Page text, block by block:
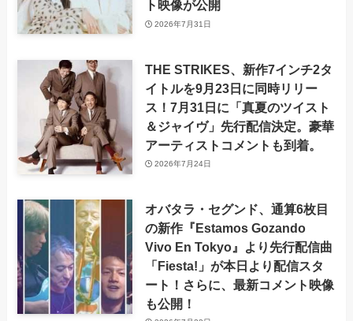
ト映像が公開
2026年7月31日
THE STRIKES、新作7インチ2タ
イトルを9月23日に同時リリー
ス！7月31日に「真夏のツイスト
＆ジャイヴ」先行配信決定。豪華
アーティストコメントも到着。
2026年7月24日
オバタラ・セグンド、通算6枚目
の新作『Estamos Gozando
Vivo En Tokyo』より先行配信曲
「Fiesta!」が本日より配信スタ
ート！さらに、最新コメント映像
も公開！